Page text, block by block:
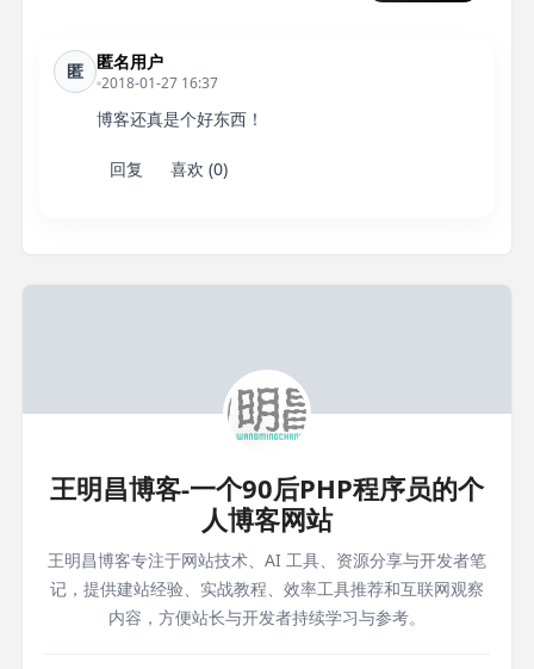
匿 匿名用户
2018-01-27 16:37
博客还真是个好东西！
回复 喜欢 (0)
王明昌博客-一个90后PHP程序员的个
人博客网站
王明昌博客专注于网站技术、AI 工具、资源分享与开发者笔
记，提供建站经验、实战教程、效率工具推荐和互联网观察
内容，方便站长与开发者持续学习与参考。